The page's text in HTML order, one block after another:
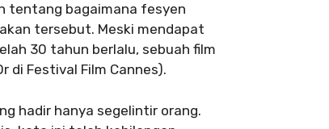
tentang bagaimana fesyen
tersebut. Meski mendapat
30 tahun berlalu, sebuah film
di Festival Film Cannes).
hadir hanya segelintir orang.